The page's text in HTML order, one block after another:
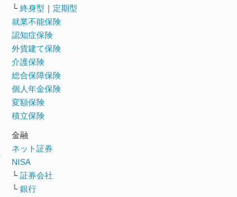
└ 終身型 ｜ 定期型
就業不能保険
認知症保険
外貨建て保険
介護保険
総合保障保険
個人年金保険
変額保険
積立保険
金融
ネット証券
NISA
└ 証券会社
└ 銀行